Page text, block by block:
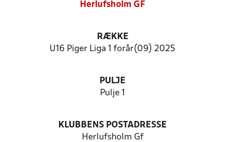
Herlufsholm GF
RÆKKE
U16 Piger Liga 1 forår(09) 2025
PULJE
Pulje 1
KLUBBENS POSTADRESSE
Herlufsholm Gf